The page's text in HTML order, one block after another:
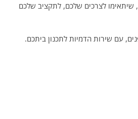
שיתאימו לצרכים שלכם, לתקציב שלכם
עם שירות הדמיות לתכנון ביתכם.